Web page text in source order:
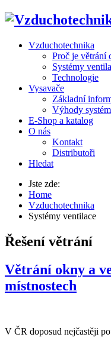
Vzduchotechnika
Proč je větrání
Systémy
Technologie
Vysavače
Základní
Výhody
E-Shop a katalog
O nás
Kontakt
Distributoři
Hledat
Jste zde:
Home
Vzduchotechnika
Systémy ventilace
Řešení větrání
Větrání okny a
místnostech
V ČR doposud nejčastěji